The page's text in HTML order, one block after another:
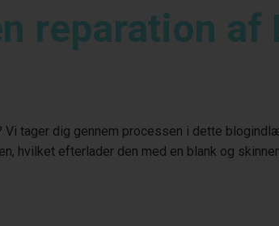
reparation af
Vi tager dig gennem processen i dette
efterlader den med en blank og